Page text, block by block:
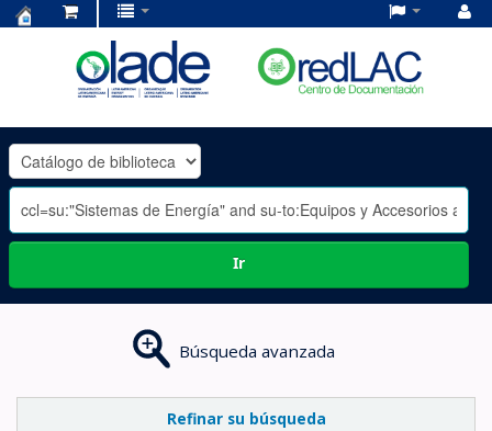
OLADE
-
Ir
Búsqueda avanzada
Refinar su búsqueda